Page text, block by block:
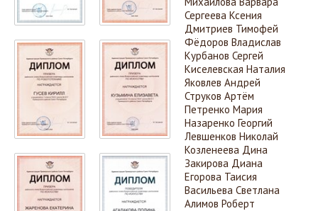
Сергеева Ксения
Дмитриев Тимофей
Фёдоров Владислав
Курбанов Сергей
Киселевская Наталия
Яковлев Андрей
Струков Артём
Петренко Мария
Назаренко Георгий
Левшенков Николай
Козленеева Дина
Закирова Диана
Егорова Таисия
Васильева Светлана
Алимов Роберт